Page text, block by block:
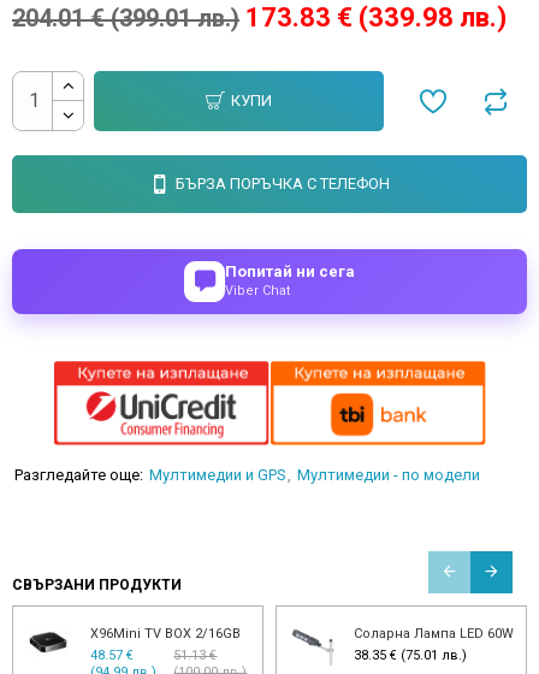
173.83 € (339.98 лв.)
204.01 € (399.01 лв.)
КУПИ
БЪРЗА ПОРЪЧКА С ТЕЛЕФОН
Попитай ни сега
Viber Chat
Разгледайте още: Мултимедии и GPS Мултимедии - по модели
СВЪРЗАНИ ПРОДУКТИ
OBD2 Диагностика
Elm327
Видеорегистратор с 2
камери, Black Box, Full